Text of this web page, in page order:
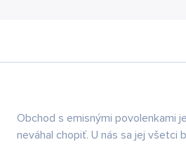
Obchod s emisnými povolenkami
neváhal chopiť. U nás sa jej všetci